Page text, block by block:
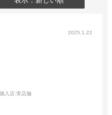
2025.1.22
購入店:実店舗